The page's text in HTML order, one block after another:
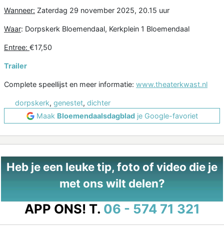
Wanneer: Zaterdag 29 november 2025, 20.15 uur
Waar: Dorpskerk Bloemendaal, Kerkplein 1 Bloemendaal
Entree: €17,50
Trailer
Complete speellijst en meer informatie: www.theaterkwast.nl
dorpskerk, genestet, dichter
Maak Bloemendaalsdagbladje Google-favoriet
Heb je een leuke tip, foto of video die je
met ons wilt delen?
APP ONS! T. 06 - 574 71 321